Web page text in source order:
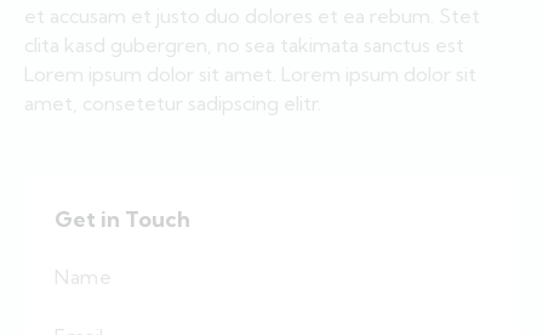
et accusam et justo duo dolores et ea rebum. Stet
clita kasd gubergren, no sea takimata sanctus est
Lorem ipsum dolor sit amet. Lorem ipsum dolor sit
amet, consetetur sadipscing elitr.
Get in Touch